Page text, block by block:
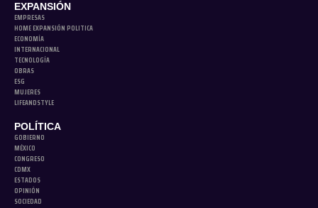
EXPANSIÓN
EMPRESAS
HOME EXPANSIÓN POLITICA
ECONOMÍA
INTERNACIONAL
TECNOLOGÍA
OBRAS
ESG
MUJERES
LIFEANDSTYLE
POLÍTICA
GOBIERNO
MÉXICO
CONGRESO
CDMX
ESTADOS
OPINIÓN
SOCIEDAD